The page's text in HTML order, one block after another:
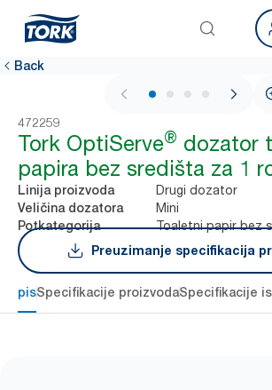
Back
1 / 4
472259
Tork OptiServe® dozator
papira bez središta za 1
Linija proizvoda Drugi dozator
Veličina dozatora Mini
Potkategorija
Toaletni papir bez
Preuzimanje specifikacija
OpisSpecifikacije proizvodaSpecifikacije